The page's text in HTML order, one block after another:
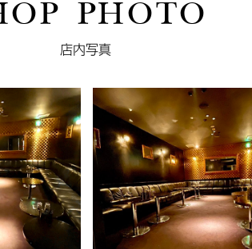
PHOTO
店内写真